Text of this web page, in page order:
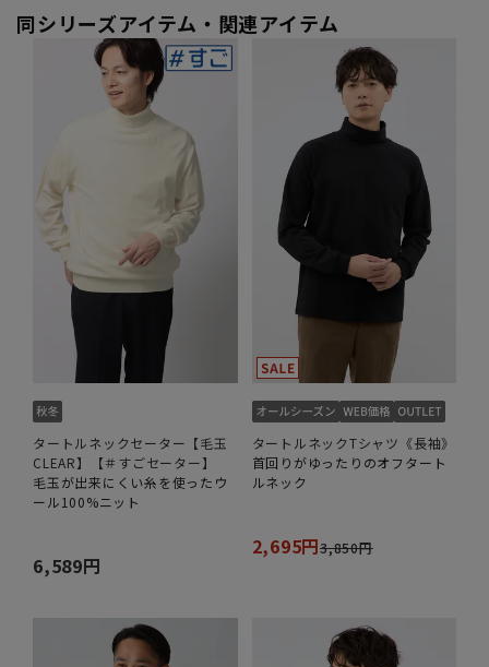
同シリーズアイテム・関連アイテム
タートルネックセーター【毛玉
CLEAR】【＃すごセーター】
毛玉が出来にくい糸を使ったウ
ール100%ニット
6,589円
タートルネックTシャツ《長袖》
首回りがゆったりのオフタート
ルネック
2,695円3,850円